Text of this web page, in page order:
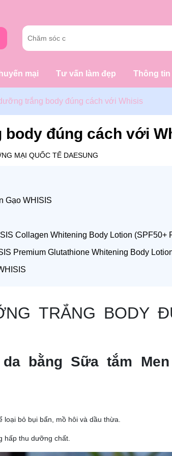
mại Tư vấn làm đẹp Thông
trắng body đúng cách với Whisis
đúng cách với
MẠI QUỐC TẾ DAESUNG
Gạo WHISIS
Collagen Whitening Body Lotion (SPF50+
Premium Glutathione Whitening Body
TRẮNG BODY
bằng Sữa tắm Men
bỏ bụi bẩn, mồ hôi và dầu thừa.
hấp thu dưỡng chất.